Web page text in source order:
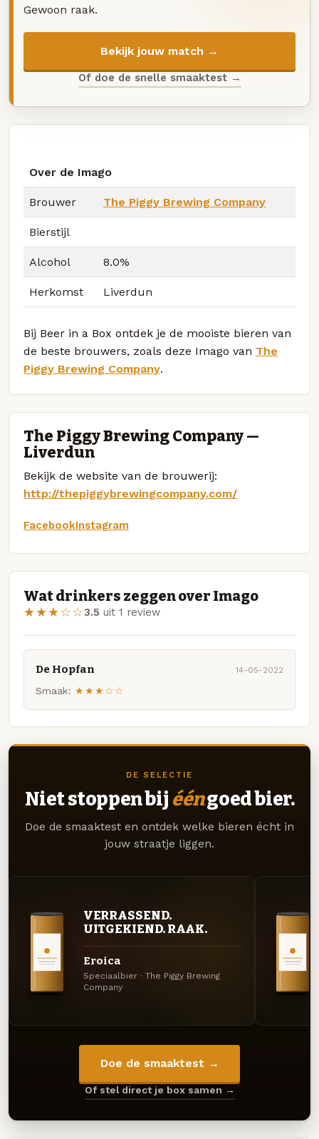
Gewoon raak.
Bekijk jouw match →
Of doe de snelle smaaktest →
Over de Imago
Brouwer The Piggy Brewing Company
Bierstijl
Alcohol 8.0%
Herkomst Liverdun
Bij Beer in a Box ontdek je de mooiste bieren van
de beste brouwers, zoals deze Imago van The
Piggy Brewing Company.
The Piggy Brewing Company —
Liverdun
Bekijk de website van de brouwerij:
http://thepiggybrewingcompany.com/
FacebookInstagram
Wat drinkers zeggen over Imago
★★★☆☆3.5 uit 1 review
De Hopfan 14-05-2022
Smaak: ★★★☆☆
DE SELECTIE
Niet stoppen bij ééngoed bier.
Doe de smaaktest en ontdek welke bieren écht in
jouw straatje liggen.
VERRASSEND.
UITGEKIEND. RAAK.
Eroica
Speciaalbier · The Piggy Brewing
Company
Doe de smaaktest →
Of stel direct je box samen →